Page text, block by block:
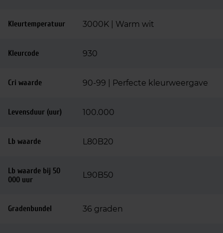
Kleurtemperatuur 3000K | Warm wit
Kleurcode 930
Cri waarde 90-99 | Perfecte kleurweergave
Levensduur (uur) 100.000
Lb waarde L80B20
Lb waarde bij 50
000 uur
L90B50
Gradenbundel 36 graden